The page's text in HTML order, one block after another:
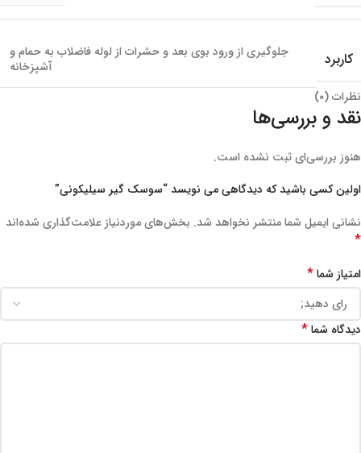
کاربرد
جلوگیری از ورود بوی بعد و حشرات از لوله فاضلاب به حمام و
آشپزخانه
نظرات (۰)
نقد و بررسی‌ها
هنوز بررسی‌ای ثبت نشده است.
اولین کسی باشید که دیدگاهی می نویسد “سوسک گیر سیلیکونی”
نشانی ایمیل شما منتشر نخواهد شد. بخش‌های موردنیاز علامت‌گذاری شده‌اند
*
امتیاز شما*
دیدگاه شما*